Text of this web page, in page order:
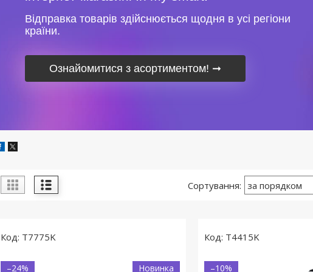
Відправка товарів здійснюється щодня в усі регіони
країни.
Ознайомитися з асортиментом! ➞
T7775K
Новинка
–24%
T4415K
–10%